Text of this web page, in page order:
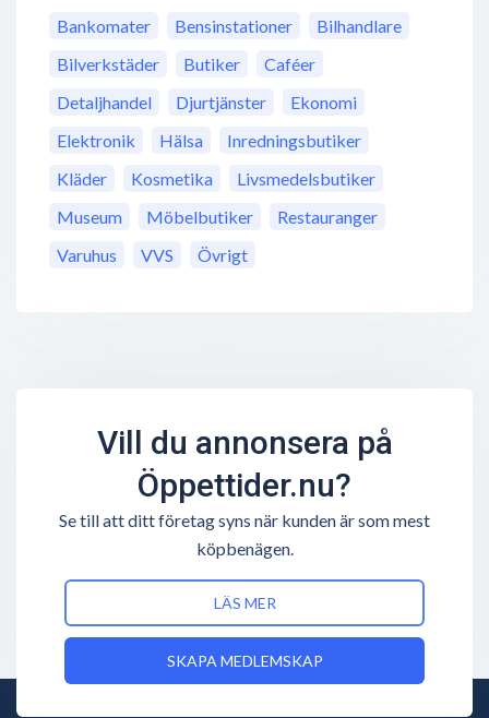
Bankomater Bensinstationer
Bilhandlare
Bilverkstäder
Butiker
Caféer
Detaljhandel
Djurtjänster
Ekonomi
Elektronik
Hälsa
Inredningsbutiker
Kläder
Kosmetika
Livsmedelsbutiker
Museum
Möbelbutiker
Restauranger
Varuhus
VVS Övrigt
Vill du annonsera på
Öppettider.nu?
Se till att ditt företag syns när kunden är som mest
köpbenägen.
LÄS MER
SKAPA MEDLEMSKAP